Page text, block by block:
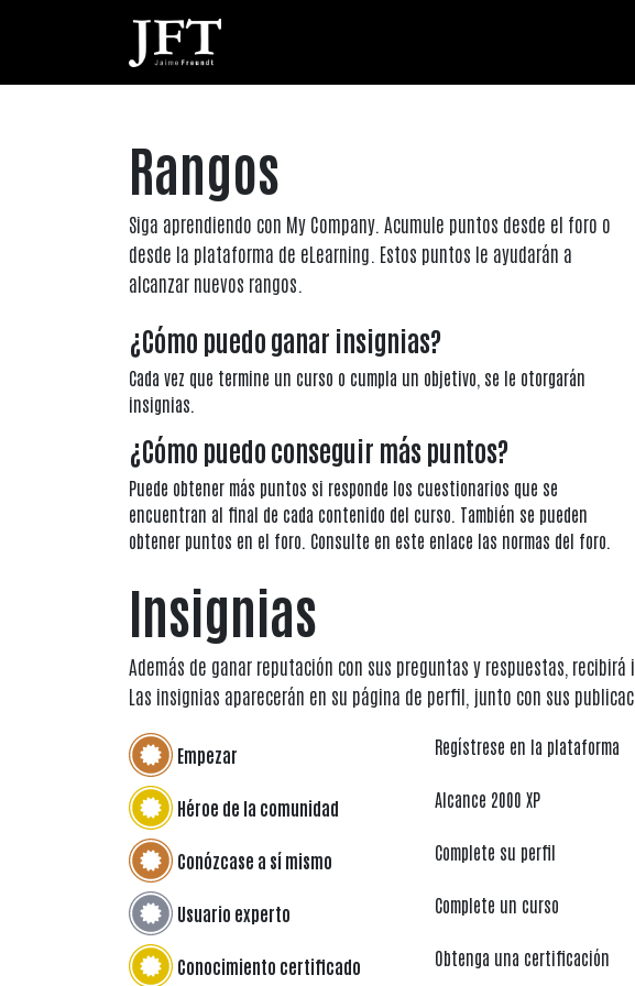
Rangos
Siga aprendiendo con My Company. Acumule puntos desde el foro o
desde la plataforma de eLearning. Estos puntos le ayudarán a
alcanzar nuevos rangos.
¿Cómo puedo ganar insignias?
Cada vez que termine un curso o cumpla un objetivo, se le otorgarán
insignias.
¿Cómo puedo conseguir más puntos?
Puede obtener más puntos si responde los cuestionarios que se
encuentran al final de cada contenido del curso. También se pueden
obtener puntos en el foro. Consulte en este enlace las normas del foro.
Insignias
Además de ganar reputación con sus preguntas y respuestas, recibirá
Las insignias aparecerán en su página de perfil, junto con sus
Empezar Regístrese en la plataforma
Héroe de la comunidad Alcance 2000 XP
Conózcase a sí mismo Complete su perfil
Usuario experto Complete un curso
Conocimiento certificado Obtenga una certificación